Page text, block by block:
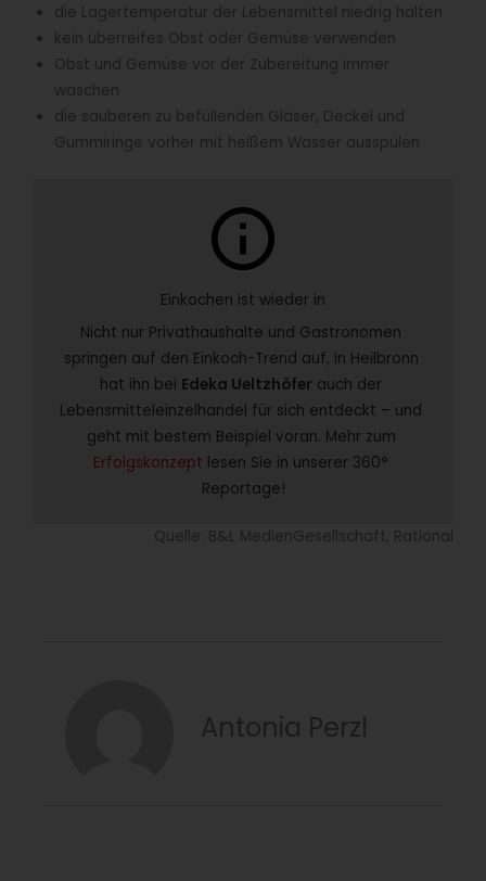
die Lagertemperatur der Lebensmittel niedrig halten
kein überreifes Obst oder Gemüse verwenden
Obst und Gemüse vor der Zubereitung immer
waschen
die sauberen zu befüllenden Gläser, Deckel und
Gummiringe vorher mit heißem Wasser ausspülen
info
Einkochen ist wieder in
Nicht nur Privathaushalte und Gastronomen
springen auf den Einkoch-Trend auf, in Heilbronn
hat ihn bei Edeka Ueltzhöfer auch der
Lebensmitteleinzelhandel für sich entdeckt – und
Erfolgskonzept lesen Sie in unserer 360°
Reportage!
Quelle: B&L MedienGesellschaft, Rational
Antonia Perzl